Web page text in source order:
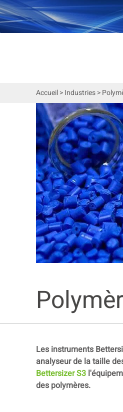
Accueil>Industries>
Les instruments
analyseur de la taille
Bettersizer S3
des polymères.